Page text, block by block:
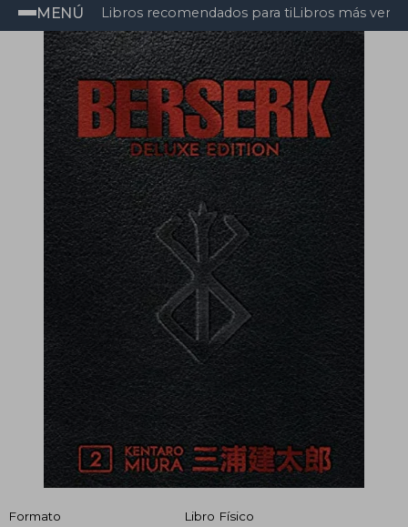
MENÚ Libros recomendados para tiLibros más
Formato
Libro Físico